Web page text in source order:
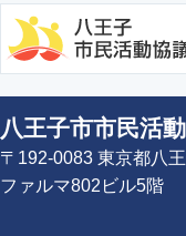
八王子市市民活
〒192-0083 東京都八
ファルマ802ビル5階